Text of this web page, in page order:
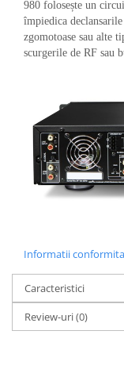
980 folosește un
împiedica
zgomotoase sau alte
scurgerile de RF sau
Informatii
Caracteristici
Review-uri(0)